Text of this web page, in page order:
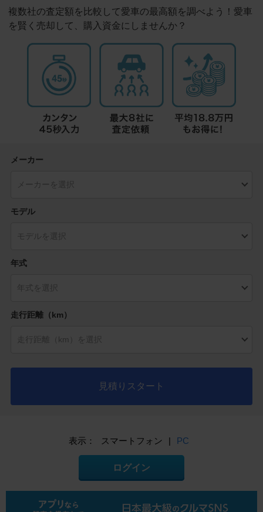
複数社の査定額を比較して愛車の最高額を調べよう！愛車
を賢く売却して、購入資金にしませんか？
メーカー
モデル
年式
走行距離（km）
見積りスタート
表示： スマートフォン | PC
ログイン